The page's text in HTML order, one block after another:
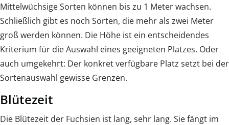
Mittelwüchsige Sorten können bis zu 1 Meter wachsen.
Schließlich gibt es noch Sorten, die mehr als zwei Meter
groß werden können. Die Höhe ist ein entscheidendes
Kriterium für die Auswahl eines geeigneten Platzes. Oder
auch umgekehrt: Der konkret verfügbare Platz setzt bei der
Sortenauswahl gewisse Grenzen.
Blütezeit
Die Blütezeit der Fuchsien ist lang, sehr lang. Sie fängt im